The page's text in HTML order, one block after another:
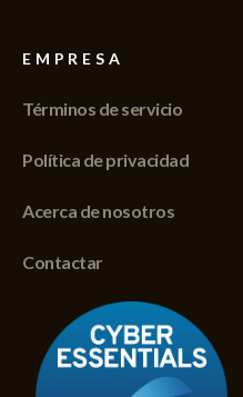
EMPRESA
Términos de servicio
Política de privacidad
Acerca de nosotros
Contactar